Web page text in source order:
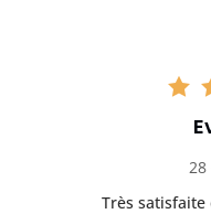
Très satisfaite